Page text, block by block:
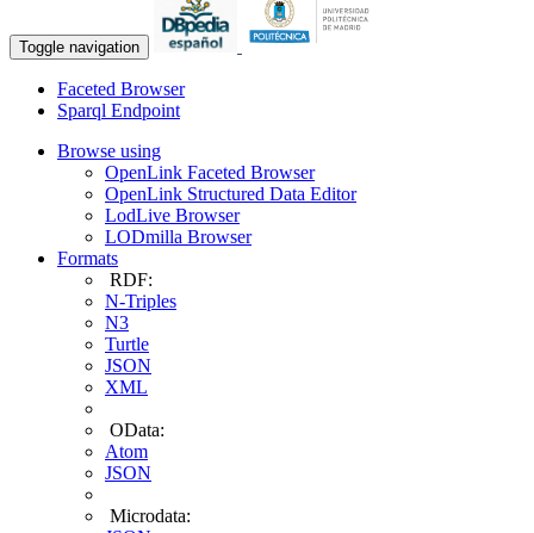
Toggle navigation
Faceted Browser
Sparql Endpoint
Browse using
OpenLink Faceted Browser
OpenLink Structured Data Editor
LodLive Browser
LODmilla Browser
Formats
RDF:
N-Triples
N3
Turtle
JSON
XML
OData:
Atom
JSON
Microdata: